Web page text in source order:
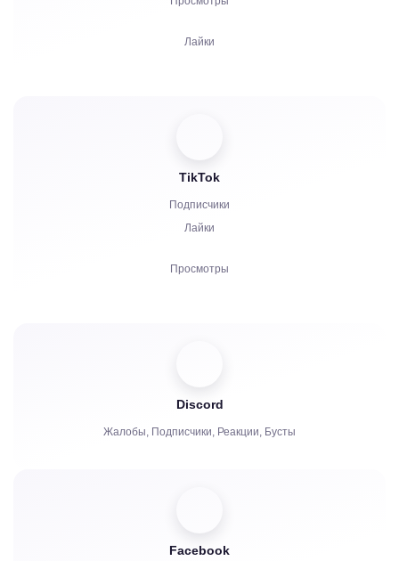
Жалобы
Лайки
TikTok
Подписчики
Лайки
Просмотры
Discord
Жалобы, Подписчики, Реакции, Бусты
Facebook